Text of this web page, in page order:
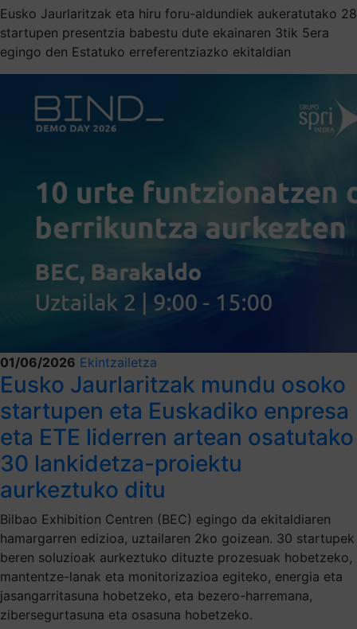
Eusko Jaurlaritzak eta hiru foru-aldundiek aukeratutako 28
startupen presentzia babestu dute ekainaren 3tik 5era
egingo den Estatuko erreferentziazko ekitaldian
01/06/2026 Ekintzailetza
Eusko Jaurlaritzak mundu osoko
startupen eta Euskadiko enpresa
eta ETE liderren artean osatutako
30 lankidetza-proiektu
aurkeztuko ditu
Bilbao Exhibition Centren (BEC) egingo da ekitaldiaren
hamargarren edizioa, uztailaren 2ko goizean. 30 startupek
beren soluzioak aurkeztuko dituzte prozesuak hobetzeko,
mantentze-lanak eta monitorizazioa egiteko, energia eta
jasangarritasuna hobetzeko, eta bezero-harremana,
zibersegurtasuna eta osasuna hobetzeko.